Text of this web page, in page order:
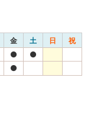
金 土 日 祝